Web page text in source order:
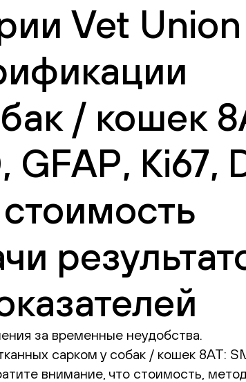
Vet Union
/ кошек
GFAP, Ki67,
за временные неудобства.
сарком у собак / кошек 8АТ:
внимание, что стоимость,